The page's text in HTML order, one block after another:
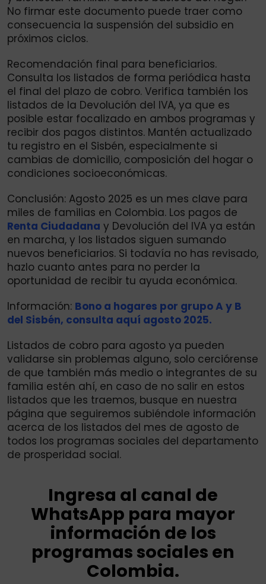
No firmar este documento puede traer como
consecuencia la suspensión del subsidio en
próximos ciclos.
Recomendación final para beneficiarios.
Consulta los listados de forma periódica hasta
el final del plazo de cobro. Verifica también los
listados de la Devolución del IVA, ya que es
posible estar focalizado en ambos programas y
recibir dos pagos distintos. Mantén actualizado
tu registro en el Sisbén, especialmente si
cambias de domicilio, composición del hogar o
condiciones socioeconómicas.
Conclusión: Agosto 2025 es un mes clave para
miles de familias en Colombia. Los pagos de
Renta Ciudadana y Devolución del IVA ya están
en marcha, y los listados siguen sumando
nuevos beneficiarios. Si todavía no has revisado,
hazlo cuanto antes para no perder la
oportunidad de recibir tu ayuda económica.
Información: Bono a hogares por grupo A y B
del Sisbén, consulta aquí agosto 2025.
Listados de cobro para agosto ya pueden
validarse sin problemas alguno, solo cerciórense
de que también más medio o integrantes de su
familia estén ahí, en caso de no salir en estos
listados que les traemos, busque en nuestra
página que seguiremos subiéndole información
acerca de los listados del mes de agosto de
todos los programas sociales del departamento
de prosperidad social.
Ingresa al canal de
WhatsApp para mayor
información de los
programas sociales en
Colombia.